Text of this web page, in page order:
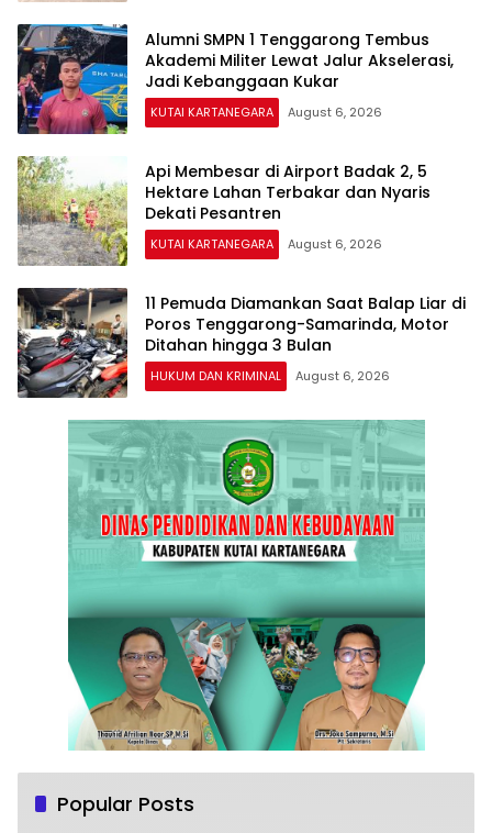
Alumni SMPN 1 Tenggarong Tembus
Akademi Militer Lewat Jalur Akselerasi,
Jadi Kebanggaan Kukar
KUTAI KARTANEGARA August 6, 2026
Api Membesar di Airport Badak 2, 5
Hektare Lahan Terbakar dan Nyaris
Dekati Pesantren
KUTAI KARTANEGARA August 6, 2026
11 Pemuda Diamankan Saat Balap Liar di
Poros Tenggarong-Samarinda, Motor
Ditahan hingga 3 Bulan
HUKUM DAN KRIMINAL August 6, 2026
Popular Posts